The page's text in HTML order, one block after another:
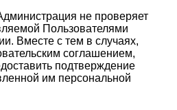
не проверяет
Пользователями
Вместе с тем в случаях,
соглашением,
подтверждение
им персональной